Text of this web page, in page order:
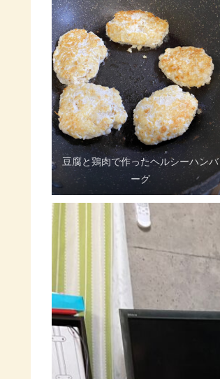
豆腐と鶏肉で作ったヘルシーハンバ
ーグ